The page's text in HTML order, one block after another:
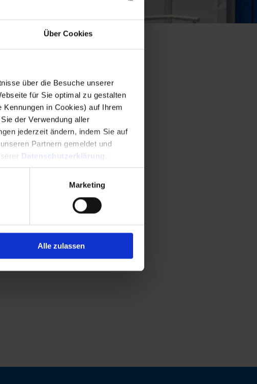
Über Cookies
über die Besuche unserer
für Sie optimal zu gestalten
in Cookies) auf Ihrem
der Verwendung aller
jederzeit ändern, indem Sie auf
Partnern gemeldet und
Datenschutzerklärung
Marketing
Alle zulassen